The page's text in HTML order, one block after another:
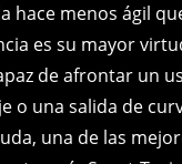
hace menos ágil
es su mayor
de afrontar un
o una salida de
una de las